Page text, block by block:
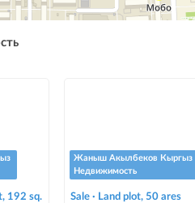
192 sq.
Жаныш Акылбеков Кыргыз
Недвижимость
Sale · Land plot, 50 ares